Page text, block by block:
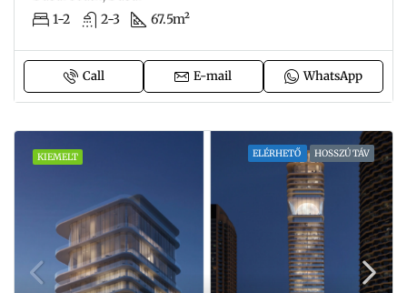
1-2 2-3 67.5m²
Call E-mail WhatsApp
KIEMELT ELÉRHETŐ HOSSZÚ TÁV